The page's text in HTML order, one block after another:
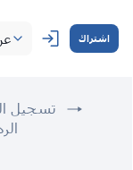
اشتراك
تسجيل